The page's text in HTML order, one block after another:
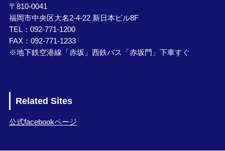
〒810-0041
福岡市中央区大名2-4-22 新日本ビル8F
TEL：092-771-1200
FAX：092-771-1233
※地下鉄空港線「赤坂」西鉄バス「赤坂門」下車すぐ
Related Sites
公式facebookページ